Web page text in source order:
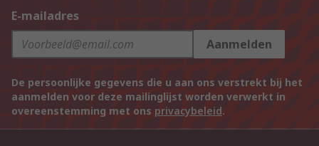
E-mailadres
Aanmelden
De persoonlijke gegevens die u aan ons verstrekt bij het
aanmelden voor deze mailinglijst worden verwerkt in
overeenstemming met ons privacybeleid.